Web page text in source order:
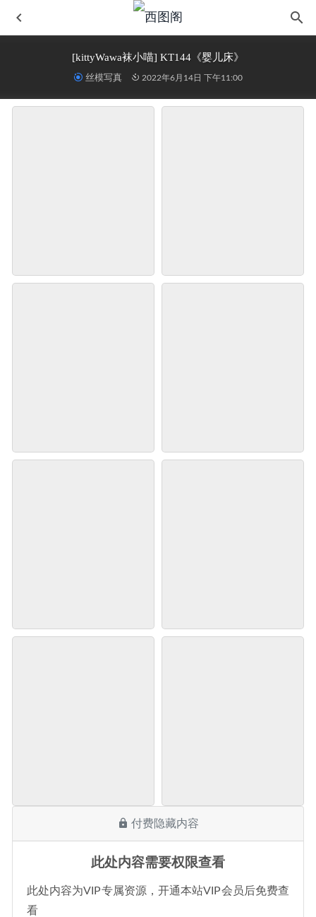
[kittyWawa袜小喵] KT144《婴儿床》
丝模写真 2022年6月14日 下午11:00
付费隐藏内容
此处内容需要权限查看
此处内容为VIP专属资源，开通本站VIP会员后免费查
看
小众视觉 No.0015 洁洁 2025-12-17